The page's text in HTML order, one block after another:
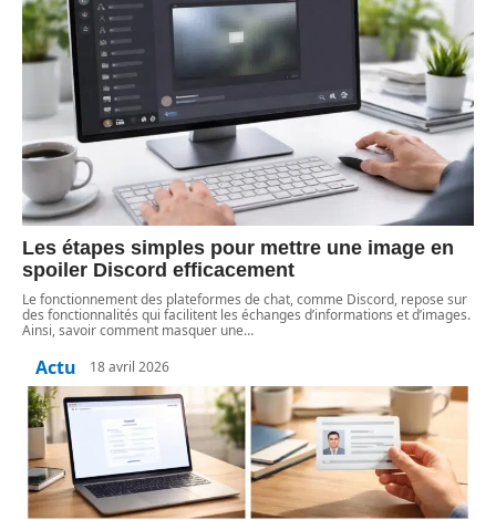
Les étapes simples pour mettre une image en
spoiler Discord efficacement
Le fonctionnement des plateformes de chat, comme Discord, repose sur
des fonctionnalités qui facilitent les échanges d’informations et d’images.
Ainsi, savoir comment masquer une…
Actu 18 avril 2026